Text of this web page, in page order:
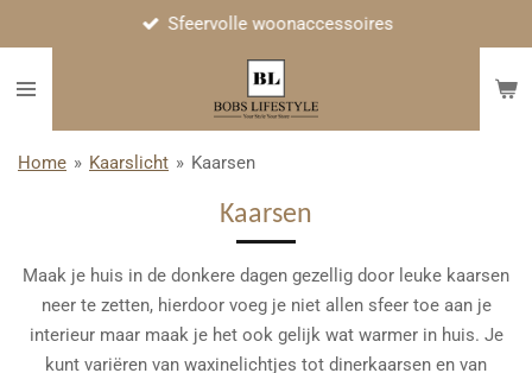
naar
Sfeervolle woonaccessoires
Home » Kaarslicht » Kaarsen
Kaarsen
Maak je huis in de donkere dagen gezellig door leuke kaarsen
neer te zetten, hierdoor voeg je niet allen sfeer toe aan je
interieur maar maak je het ook gelijk wat warmer in huis. Je
kunt variëren van waxinelichtjes tot dinerkaarsen en van